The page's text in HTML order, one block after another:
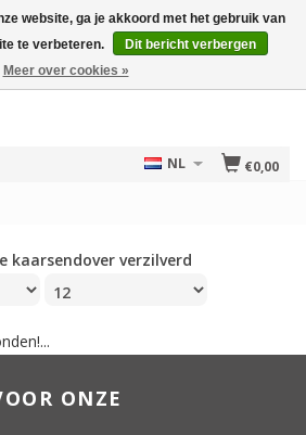
€0,00
NL
kaarsendover verzilverd
ONZE
website, ga je akkoord met het gebruik van
te verbeteren.
Dit bericht verbergen
Meer over cookies »